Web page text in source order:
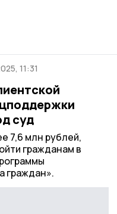
11:31
суд
7,6 млн рублей,
гражданам в
граждан».